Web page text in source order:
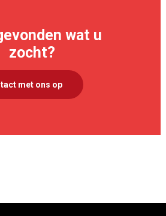
wat u
zocht?
met ons op